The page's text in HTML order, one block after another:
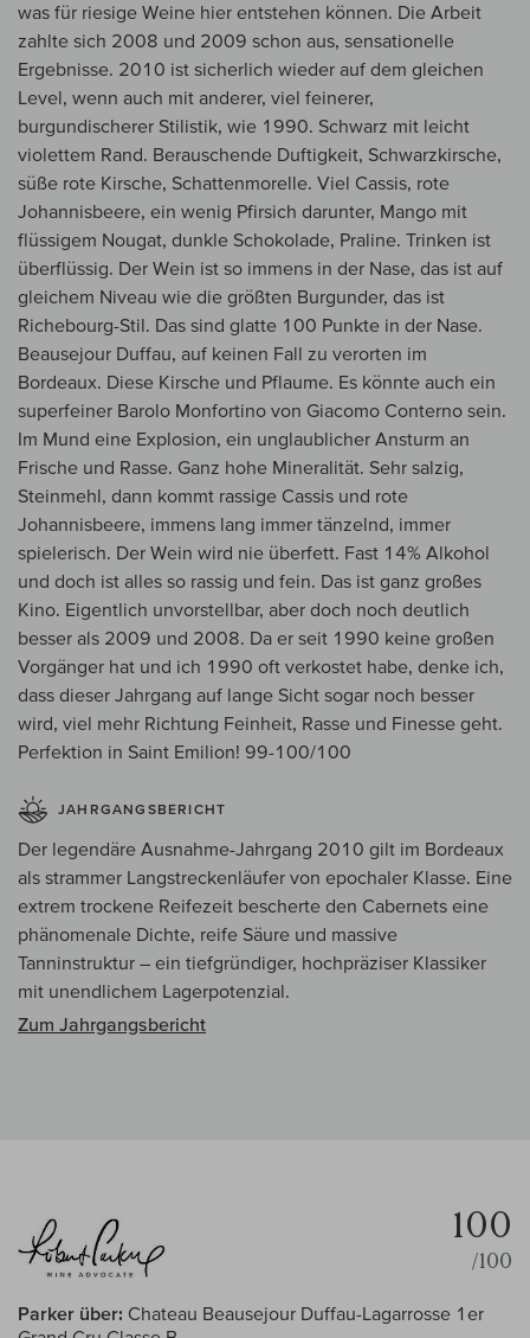
was für riesige Weine hier entstehen können. Die Arbeit
zahlte sich 2008 und 2009 schon aus, sensationelle
Ergebnisse. 2010 ist sicherlich wieder auf dem gleichen
Level, wenn auch mit anderer, viel feinerer,
burgundischerer Stilistik, wie 1990. Schwarz mit leicht
violettem Rand. Berauschende Duftigkeit, Schwarzkirsche,
süße rote Kirsche, Schattenmorelle. Viel Cassis, rote
Johannisbeere, ein wenig Pfirsich darunter, Mango mit
flüssigem Nougat, dunkle Schokolade, Praline. Trinken ist
überflüssig. Der Wein ist so immens in der Nase, das ist auf
gleichem Niveau wie die größten Burgunder, das ist
Richebourg-Stil. Das sind glatte 100 Punkte in der Nase.
Beausejour Duffau, auf keinen Fall zu verorten im
Bordeaux. Diese Kirsche und Pflaume. Es könnte auch ein
superfeiner Barolo Monfortino von Giacomo Conterno sein.
Im Mund eine Explosion, ein unglaublicher Ansturm an
Frische und Rasse. Ganz hohe Mineralität. Sehr salzig,
Steinmehl, dann kommt rassige Cassis und rote
Johannisbeere, immens lang immer tänzelnd, immer
spielerisch. Der Wein wird nie überfett. Fast 14% Alkohol
und doch ist alles so rassig und fein. Das ist ganz großes
Kino. Eigentlich unvorstellbar, aber doch noch deutlich
besser als 2009 und 2008. Da er seit 1990 keine großen
Vorgänger hat und ich 1990 oft verkostet habe, denke ich,
dass dieser Jahrgang auf lange Sicht sogar noch besser
wird, viel mehr Richtung Feinheit, Rasse und Finesse geht.
Perfektion in Saint Emilion! 99-100/100
JAHRGANGSBERICHT
Der legendäre Ausnahme-Jahrgang 2010 gilt im Bordeaux
als strammer Langstreckenläufer von epochaler Klasse. Eine
extrem trockene Reifezeit bescherte den Cabernets eine
phänomenale Dichte, reife Säure und massive
Tanninstruktur – ein tiefgründiger, hochpräziser Klassiker
mit unendlichem Lagerpotenzial.
Zum Jahrgangsbericht
100
/100
Parker über: Chateau Beausejour Duffau-Lagarrosse 1er